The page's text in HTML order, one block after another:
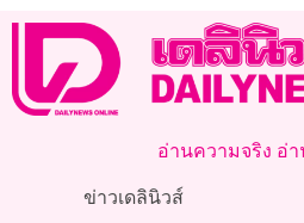
อ่านความจริง อ่า
ข่าวเดลินิวส์